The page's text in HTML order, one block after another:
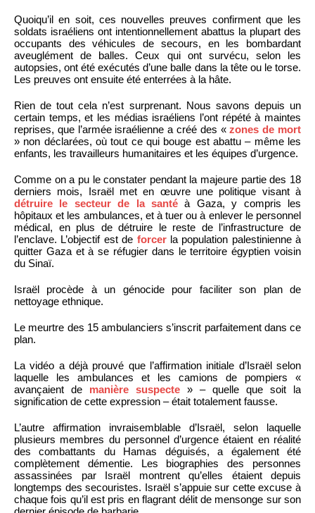
Quoiqu’il en soit, ces nouvelles preuves confirment que les
soldats israéliens ont intentionnellement abattus la plupart des
occupants des véhicules de secours, en les bombardant
aveuglément de balles. Ceux qui ont survécu, selon les
autopsies, ont été exécutés d’une balle dans la tête ou le torse.
Les preuves ont ensuite été enterrées à la hâte.
Rien de tout cela n’est surprenant. Nous savons depuis un
certain temps, et les médias israéliens l’ont répété à maintes
reprises, que l’armée israélienne a créé des «zones de mort
» non déclarées, où tout ce qui bouge est abattu – même les
enfants, les travailleurs humanitaires et les équipes d’urgence.
Comme on a pu le constater pendant la majeure partie des 18
derniers mois, Israël met en œuvre une politique visant à
détruire le secteur de la santé à Gaza, y compris les
hôpitaux et les ambulances, et à tuer ou à enlever le personnel
médical, en plus de détruire le reste de l’infrastructure de
l’enclave. L’objectif est de forcerla population palestinienne à
quitter Gaza et à se réfugier dans le territoire égyptien voisin
du Sinaï.
Israël procède à un génocide pour faciliter son plan de
nettoyage ethnique.
Le meurtre des 15 ambulanciers s’inscrit parfaitement dans ce
plan.
La vidéo a déjà prouvé que l’affirmation initiale d’Israël selon
laquelle les ambulances et les camions de pompiers «
avançaient de manière suspecte » – quelle que soit la
signification de cette expression – était totalement fausse.
L’autre affirmation invraisemblable d’Israël, selon laquelle
plusieurs membres du personnel d’urgence étaient en réalité
des combattants du Hamas déguisés, a également été
complètement démentie. Les biographies des personnes
assassinées par Israël montrent qu’elles étaient depuis
longtemps des secouristes. Israël s’appuie sur cette excuse à
chaque fois qu’il est pris en flagrant délit de mensonge sur son